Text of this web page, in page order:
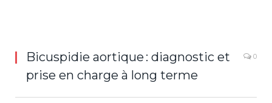
Bicuspidie aortique : diagnostic et
prise en charge à long terme
0